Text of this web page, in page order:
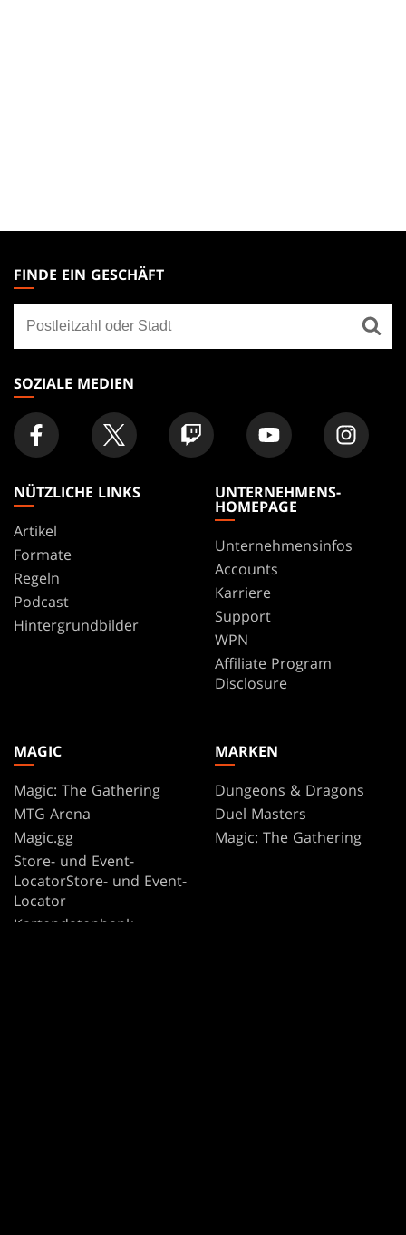
THE
GATHERING
FOOTER
FINDE EIN GESCHÄFT
ein
Geschäft
SOZIALE MEDIEN
NÜTZLICHE LINKS
Artikel
Formate
Regeln
Podcast
Hintergrundbilder
UNTERNEHMENS-
HOMEPAGE
Unternehmensinfos
Accounts
Karriere
Support
WPN
Affiliate Program
Disclosure
MAGIC
Magic: The Gathering
MTG Arena
Magic.gg
Store- und Event-
LocatorStore- und Event-
Locator
Kartendatenbank
MARKEN
Dungeons & Dragons
Duel Masters
Magic: The Gathering